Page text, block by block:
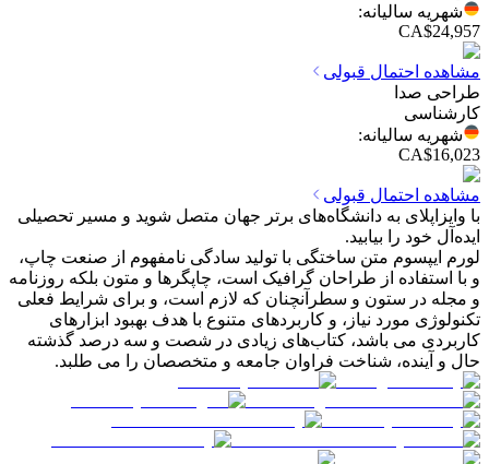
شهریه سالیانه:
CA$24,957
مشاهده احتمال قبولی
طراحی صدا
کارشناسی
شهریه سالیانه:
CA$16,023
مشاهده احتمال قبولی
با وایزاپلای به دانشگاه‌های برتر جهان متصل شوید و مسیر تحصیلی
ایده‌آل خود را بیابید.
لورم ایپسوم متن ساختگی با تولید سادگی نامفهوم از صنعت چاپ،
و با استفاده از طراحان گرافیک است، چاپگرها و متون بلکه روزنامه
و مجله در ستون و سطرآنچنان که لازم است، و برای شرایط فعلی
تکنولوژی مورد نیاز، و کاربردهای متنوع با هدف بهبود ابزارهای
کاربردی می باشد، کتاب‌های زیادی در شصت و سه درصد گذشته
حال و آینده، شناخت فراوان جامعه و متخصصان را می طلبد.